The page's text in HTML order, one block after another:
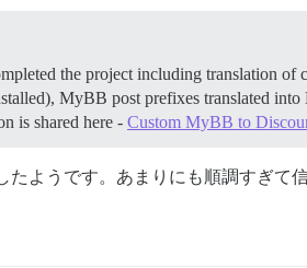
the project including translation
MyBB post prefixes translated
is shared here - Custom MyBB to
ようです。あまりにも順調すぎて